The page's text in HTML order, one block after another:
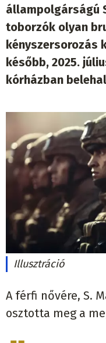
állampolgárságú
toborzók olyan
kényszersorozás
később, 2025.
kórházban
Illusztráció
A férfi nővére, S.
osztotta meg a